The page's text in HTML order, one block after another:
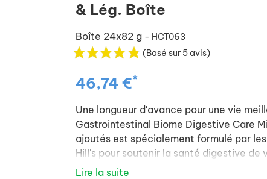
& Lég. Boîte
Boîte 24x82 g - HCT063
(Basé sur 5 avis)
46,74 €*
Une longueur d'avance pour une vie
Gastrointestinal Biome Digestive Care
ajoutés est spécialement formulé par
Hill's pour soutenir la santé digestive de
Lire la suite